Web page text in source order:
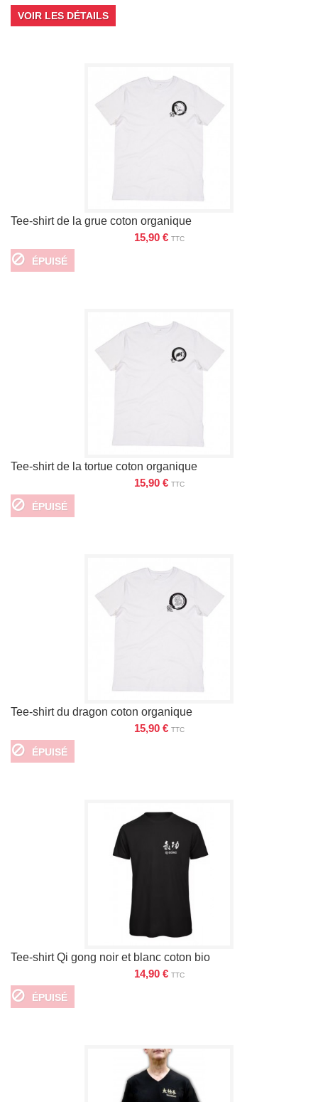
VOIR LES DÉTAILS
Tee-shirt de la grue coton organique
15,90 € TTC
ÉPUISÉ
Tee-shirt de la tortue coton organique
15,90 € TTC
ÉPUISÉ
Tee-shirt du dragon coton organique
15,90 € TTC
ÉPUISÉ
Tee-shirt Qi gong noir et blanc coton bio
14,90 € TTC
ÉPUISÉ